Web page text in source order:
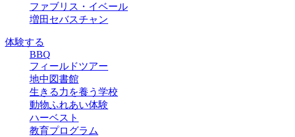
ファブリス・イベール
増田セバスチャン
体験する
BBQ
フィールドツアー
地中図書館
生きる力を養う学校
動物ふれあい体験
ハーベスト
教育プログラム